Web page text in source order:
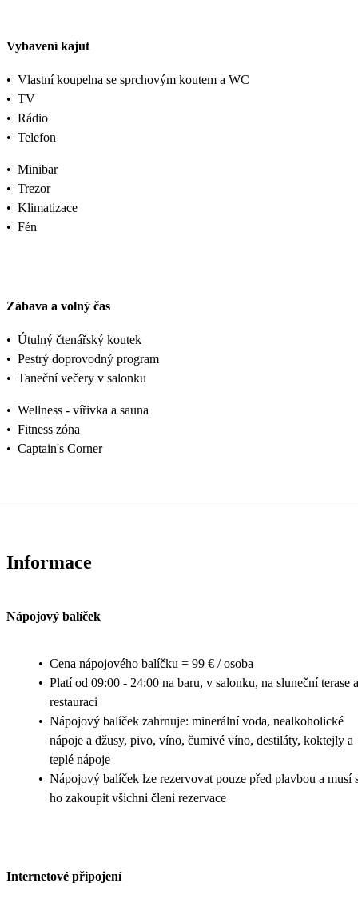
Vybavení kajut
• Vlastní koupelna se sprchovým koutem a WC
• TV
• Rádio
• Telefon
• Minibar
• Trezor
• Klimatizace
• Fén
Zábava a volný čas
• Útulný čtenářský koutek
• Pestrý doprovodný program
• Taneční večery v salonku
• Wellness - vířivka a sauna
• Fitness zóna
• Captain's Corner
Informace
Nápojový balíček
• Cena nápojového balíčku = 99 € / osoba
• Platí od 09:00 - 24:00 na baru, v salonku, na sluneční terase
restauraci
• Nápojový balíček zahrnuje: minerální voda, nealkoholické
nápoje a džusy, pivo, víno, čumivé víno, destiláty, koktejly a
teplé nápoje
• Nápojový balíček lze rezervovat pouze před plavbou a musí
ho zakoupit všichni členi rezervace
Internetové připojení